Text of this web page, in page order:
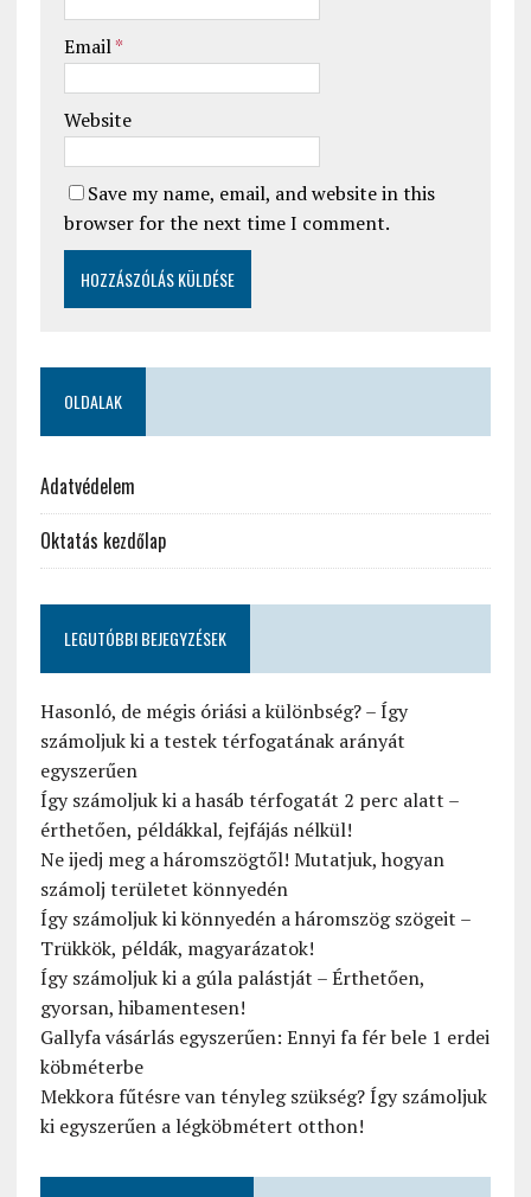
Email*
Website
Save my name, email, and website in this
browser for the next time I comment.
OLDALAK
Adatvédelem
Oktatás kezdőlap
LEGUTÓBBI BEJEGYZÉSEK
Hasonló, de mégis óriási a különbség? – Így
számoljuk ki a testek térfogatának arányát
egyszerűen
Így számoljuk ki a hasáb térfogatát 2 perc alatt –
érthetően, példákkal, fejfájás nélkül!
Ne ijedj meg a háromszögtől! Mutatjuk, hogyan
számolj területet könnyedén
Így számoljuk ki könnyedén a háromszög szögeit –
Trükkök, példák, magyarázatok!
Így számoljuk ki a gúla palástját – Érthetően,
gyorsan, hibamentesen!
Gallyfa vásárlás egyszerűen: Ennyi fa fér bele 1 erdei
köbméterbe
Mekkora fűtésre van tényleg szükség? Így számoljuk
ki egyszerűen a légköbmétert otthon!